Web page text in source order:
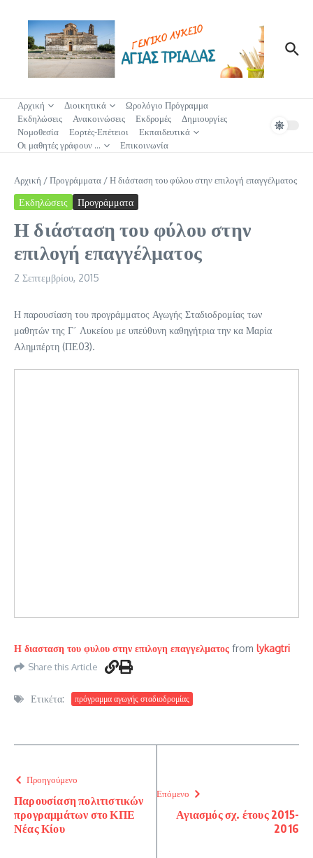
Αρχική Διοικητικά
Ωρολόγιο Πρόγραμμα
Εκδηλώσεις
Ανακοινώσεις Εκδρομές
Δημιουργίες
Νομοθεσία
Εορτές-Επέτειοι
Εκπαιδευτικά
Οι μαθητές γράφουν …
Επικοινωνία
Αρχική /Προγράμματα /Η διάσταση του φύλου στην επιλογή επαγγέλματος
Εκδηλώσεις Προγράμματα
Η διάσταση του φύλου στην
επιλογή επαγγέλματος
2 Σεπτεμβρίου, 2015
Η παρουσίαση του προγράμματος Αγωγής Σταδιοδρομίας των
μαθητών της Γ΄ Λυκείου με υπεύθυνη καθηγήτρια την κα Μαρία
Αλημπέρτη (ΠΕ03).
Η διασταση του φυλου στην επιλογη επαγγελματος from lykagtri
Share this Article
Ετικέτα: πρόγραμμα αγωγής σταδιοδρομίας
Προηγούμενο
Παρουσίαση πολιτιστικών
προγραμμάτων στο ΚΠΕ
Νέας Κίου
Επόμενο
Αγιασμός σχ. έτους 2015-
2016